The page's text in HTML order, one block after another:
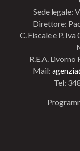
Sede legale:
Direttore:
C. Fiscale e P.
R.E.A.
Mail:
Tel: